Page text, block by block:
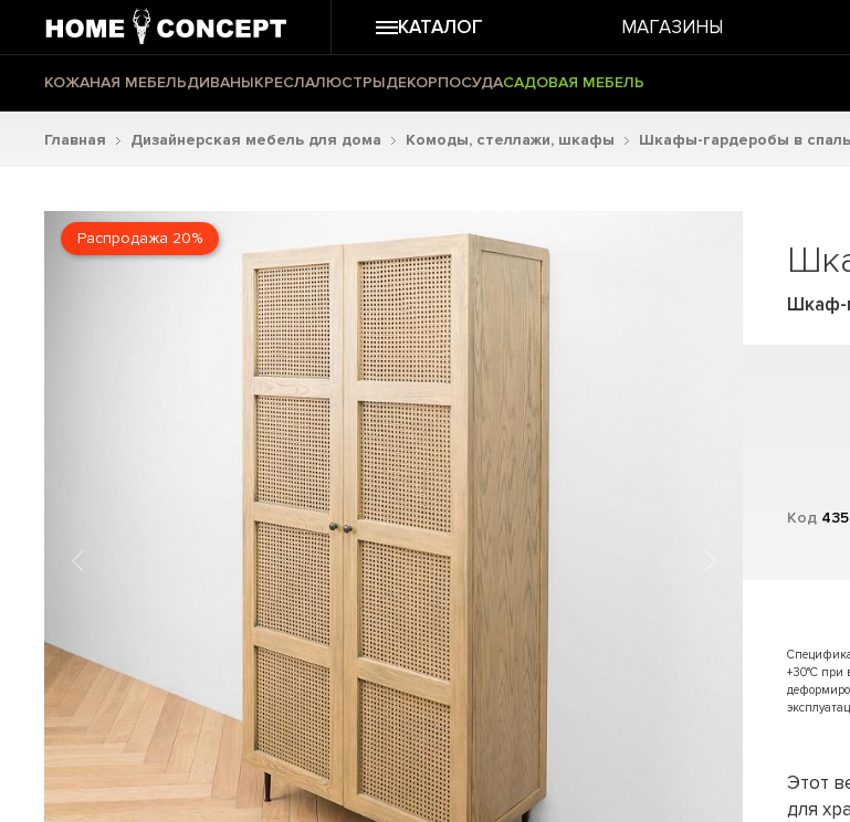
КАТАЛОГ МАГАЗИНЫ
КОЖАНАЯ МЕБЕЛЬДИВАНЫКРЕСЛАЛЮСТРЫДЕКОРПОСУДАСАДОВАЯ МЕБЕЛЬ
Главная Дизайнерская мебель для дома Комоды, стеллажи, шкафы Шкафы-гардеробы в
Распродажа 20%
Шкаф-
Код
Специфика
+30°C при
Этот
для